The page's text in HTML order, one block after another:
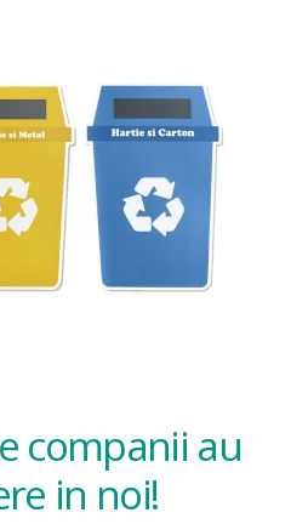
companii au
in noi!